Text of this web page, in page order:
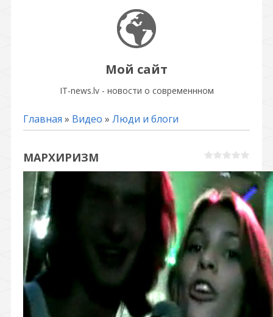
Мой сайт
IT-news.lv - новости о современнном
Главная » Видео » Люди и блоги
МАРХИРИЗМ